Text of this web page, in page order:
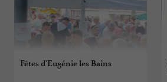
Fêtes d'Eugénie les Bains